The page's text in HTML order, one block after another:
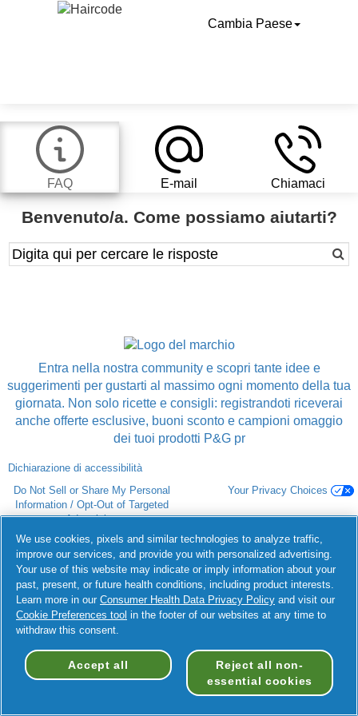
Cambia Paese
FAQ E-mail Chiamaci
Benvenuto/a. Come possiamo aiutarti?
Entra nella nostra community e scopri tante idee e
suggerimenti per gustarti al massimo ogni momento della tua
giornata. Non solo ricette e consigli: registrandoti riceverai
anche offerte esclusive, buoni sconto e campioni omaggio
dei tuoi prodotti P&G pr
Dichiarazione di accessibilità
Do Not Sell or Share My Personal
Information / Opt-Out of Targeted
Advertising
Your Privacy Choices
Termini e condizioni Privacy
Dichiarazione di accessibilità
©2026 Procter & Gamble
We use cookies, pixels and similar technologies to analyze traffic,
improve our services, and provide you with personalized advertising.
Your use of this website may indicate or imply information about your
past, present, or future health conditions, including product interests.
Learn more in our Consumer Health Data Privacy Policy and visit our
Cookie Preferences tool in the footer of our websites at any time to
withdraw this consent.
Accept all
Reject all non-
essential cookies